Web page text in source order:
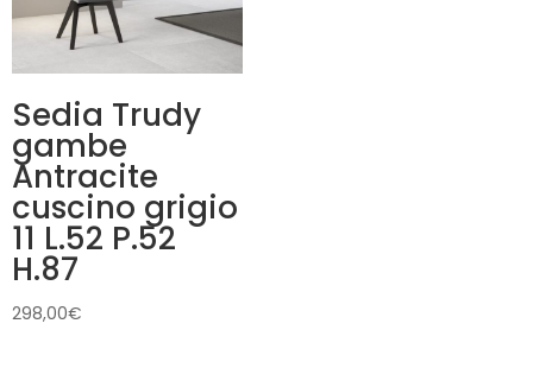
Sedia Trudy
gambe
Antracite
cuscino grigio
11 L.52 P.52
H.87
298,00€